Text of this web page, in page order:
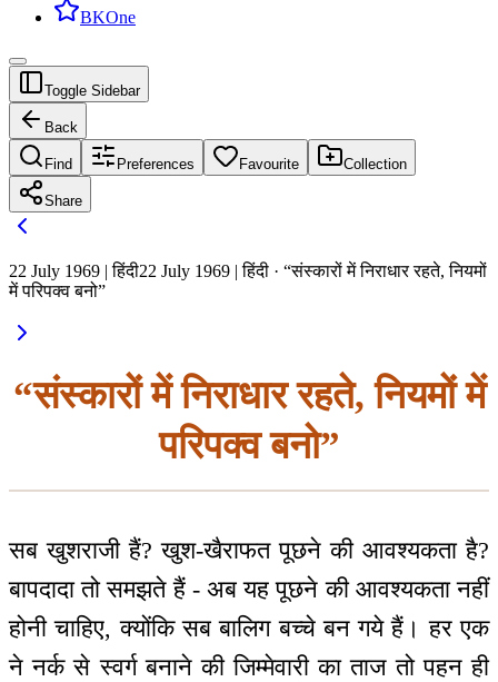
BKOne
Toggle Sidebar
Back
Find Preferences Favourite Collection
Share
22 July 1969 | हिंदी22 July 1969 | हिंदी · “संस्कारों में निराधार रहते, नियमों
में परिपक्व बनो”
“संस्कारों में निराधार रहते, नियमों में
परिपक्व बनो”
सब खुशराजी हैं? खुश-खैराफत पूछने की आवश्यकता है?
बापदादा तो समझते हैं - अब यह पूछने की आवश्यकता नहीं
होनी चाहिए, क्योंकि सब बालिग बच्चे बन गये हैं। हर एक
ने नर्क से स्वर्ग बनाने की जिम्मेवारी का ताज तो पहन ही